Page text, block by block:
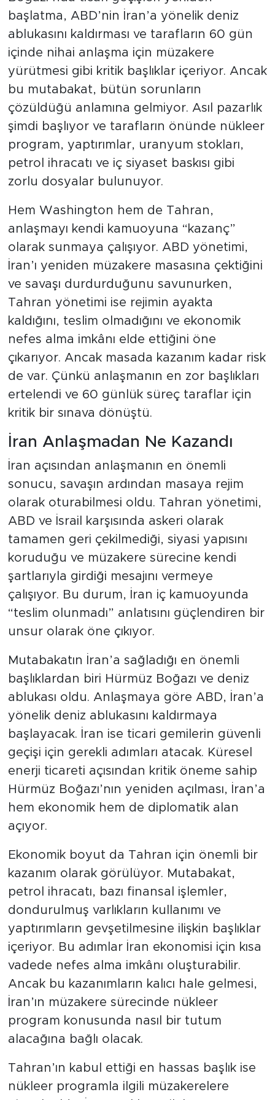
başlatma, ABD’nin İran’a yönelik deniz
ablukasını kaldırması ve tarafların 60 gün
içinde nihai anlaşma için müzakere
yürütmesi gibi kritik başlıklar içeriyor. Ancak
bu mutabakat, bütün sorunların
çözüldüğü anlamına gelmiyor. Asıl pazarlık
şimdi başlıyor ve tarafların önünde nükleer
program, yaptırımlar, uranyum stokları,
petrol ihracatı ve iç siyaset baskısı gibi
zorlu dosyalar bulunuyor.
Hem Washington hem de Tahran,
anlaşmayı kendi kamuoyuna “kazanç”
olarak sunmaya çalışıyor. ABD yönetimi,
İran’ı yeniden müzakere masasına çektiğini
ve savaşı durdurduğunu savunurken,
Tahran yönetimi ise rejimin ayakta
kaldığını, teslim olmadığını ve ekonomik
nefes alma imkânı elde ettiğini öne
çıkarıyor. Ancak masada kazanım kadar risk
de var. Çünkü anlaşmanın en zor başlıkları
ertelendi ve 60 günlük süreç taraflar için
kritik bir sınava dönüştü.
İran Anlaşmadan Ne Kazandı
İran açısından anlaşmanın en önemli
sonucu, savaşın ardından masaya rejim
olarak oturabilmesi oldu. Tahran yönetimi,
ABD ve İsrail karşısında askeri olarak
tamamen geri çekilmediği, siyasi yapısını
koruduğu ve müzakere sürecine kendi
şartlarıyla girdiği mesajını vermeye
çalışıyor. Bu durum, İran iç kamuoyunda
“teslim olunmadı” anlatısını güçlendiren bir
unsur olarak öne çıkıyor.
Mutabakatın İran’a sağladığı en önemli
başlıklardan biri Hürmüz Boğazı ve deniz
ablukası oldu. Anlaşmaya göre ABD, İran’a
yönelik deniz ablukasını kaldırmaya
başlayacak. İran ise ticari gemilerin güvenli
geçişi için gerekli adımları atacak. Küresel
enerji ticareti açısından kritik öneme sahip
Hürmüz Boğazı’nın yeniden açılması, İran’a
hem ekonomik hem de diplomatik alan
açıyor.
Ekonomik boyut da Tahran için önemli bir
kazanım olarak görülüyor. Mutabakat,
petrol ihracatı, bazı finansal işlemler,
dondurulmuş varlıkların kullanımı ve
yaptırımların gevşetilmesine ilişkin başlıklar
içeriyor. Bu adımlar İran ekonomisi için kısa
vadede nefes alma imkânı oluşturabilir.
Ancak bu kazanımların kalıcı hale gelmesi,
İran’ın müzakere sürecinde nükleer
program konusunda nasıl bir tutum
alacağına bağlı olacak.
Tahran’ın kabul ettiği en hassas başlık ise
nükleer programla ilgili müzakerelere